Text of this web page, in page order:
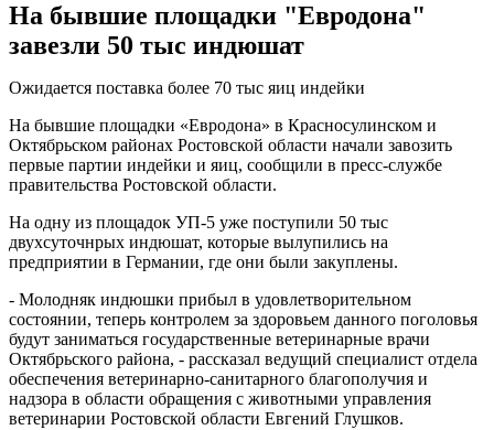
На бывшие площадки "Евродона"
завезли 50 тыс индюшат
Ожидается поставка более 70 тыс яиц индейки
На бывшие площадки «Евродона» в Красносулинском и
Октябрьском районах Ростовской области начали завозить
первые партии индейки и яиц, сообщили в пресс-службе
правительства Ростовской области.
На одну из площадок УП-5 уже поступили 50 тыс
двухсуточнрых индюшат, которые вылупились на
предприятии в Германии, где они были закуплены.
- Молодняк индюшки прибыл в удовлетворительном
состоянии, теперь контролем за здоровьем данного поголовья
будут заниматься государственные ветеринарные врачи
Октябрьского района, - рассказал ведущий специалист отдела
обеспечения ветеринарно-санитарного благополучия и
надзора в области обращения с животными управления
ветеринарии Ростовской области Евгений Глушков.